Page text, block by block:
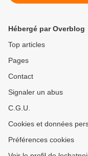
Hébergé par Overblog
Top articles
Pages
Contact
Signaler un abus
C.G.U.
Cookies et données
Préférences cookies